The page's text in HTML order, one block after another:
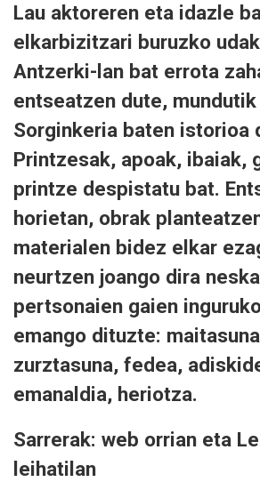
Lau aktoreren eta idazle
elkarbizitzari buruzko
Antzerki-lan bat errota
entseatzen dute, mundutik
Sorginkeria baten istorioa
Printzesak, apoak, ibaiak,
printze despistatu bat.
horietan, obrak
materialen bidez elkar
neurtzen joango dira
pertsonaien gaien
emango dituzte:
zurztasuna, fedea,
emanaldia, heriotza.
Sarrerak: web orrian eta
leihatilan